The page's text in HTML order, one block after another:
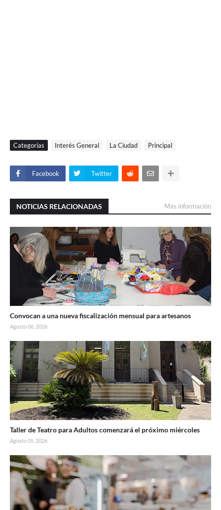
Categorías Interés General La Ciudad Principal
Facebook Twitter
NOTICIAS RELACIONADAS Más información
Convocan a una nueva fiscalización mensual para artesanos
Agosto 06, 2026
Taller de Teatro para Adultos comenzará el próximo miércoles
Agosto 05, 2026